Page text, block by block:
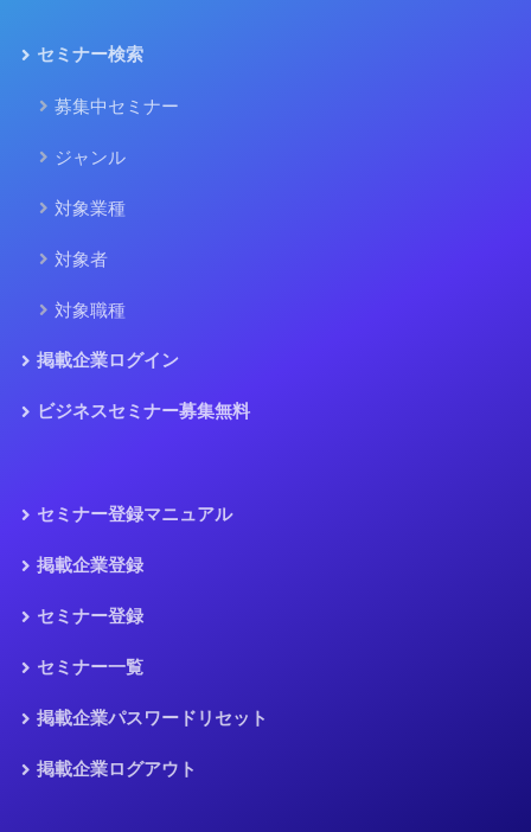
セミナー検索
募集中セミナー
ジャンル
対象業種
対象者
対象職種
掲載企業ログイン
ビジネスセミナー募集無料
セミナー登録マニュアル
掲載企業登録
セミナー登録
セミナー一覧
掲載企業パスワードリセット
掲載企業ログアウト